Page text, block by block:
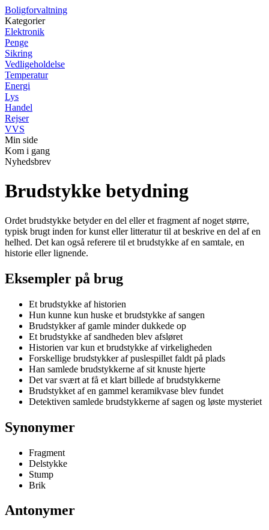
Boligforvaltning
Kategorier
Elektronik
Penge
Sikring
Vedligeholdelse
Temperatur
Energi
Lys
Handel
Rejser
VVS
Min side
Kom i gang
Nyhedsbrev
Brudstykke betydning
Ordet brudstykke betyder en del eller et fragment af noget større,
typisk brugt inden for kunst eller litteratur til at beskrive en del af en
helhed. Det kan også referere til et brudstykke af en samtale, en
historie eller lignende.
Eksempler på brug
Et brudstykke af historien
Hun kunne kun huske et brudstykke af sangen
Brudstykker af gamle minder dukkede op
Et brudstykke af sandheden blev afsløret
Historien var kun et brudstykke af virkeligheden
Forskellige brudstykker af puslespillet faldt på plads
Han samlede brudstykkerne af sit knuste hjerte
Det var svært at få et klart billede af brudstykkerne
Brudstykket af en gammel keramikvase blev fundet
Detektiven samlede brudstykkerne af sagen og løste mysteriet
Synonymer
Fragment
Delstykke
Stump
Brik
Antonymer